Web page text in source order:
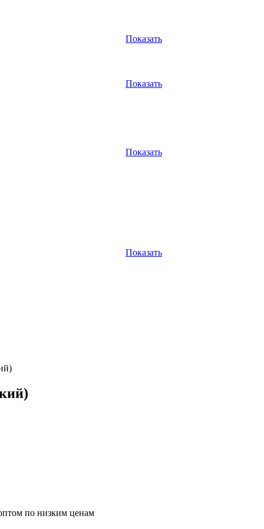
Показать
Показать
Показать
Показать
по низким ценам